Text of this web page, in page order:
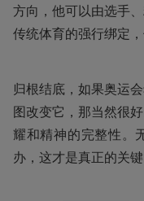
方向，他可以由选手
传统体育的强行绑定
归根结底，如果奥运
图改变它，那当然很
耀和精神的完整性。
办，这才是真正的关键